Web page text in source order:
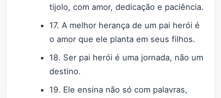
tijolo, com amor, dedicação e paciência.
17. A melhor herança de um pai herói é
o amor que ele planta em seus filhos.
18. Ser pai herói é uma jornada, não um
destino.
19. Ele ensina não só com palavras,